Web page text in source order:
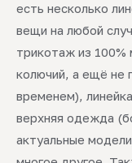
есть несколько
вещи на любой
трикотаж из 100%
колючий, а ещё не
временем),
верхняя одежда
актуальные